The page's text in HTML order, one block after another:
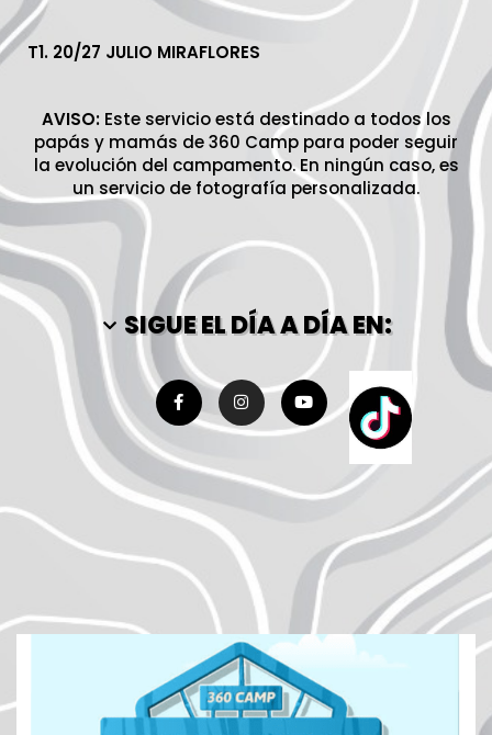
T1. 20/27 JULIO MIRAFLORES
AVISO:Este servicio está destinado a todos los
papás y mamás de 360 Camp para poder seguir
la evolución del campamento. En ningún caso, es
un servicio de fotografía personalizada.
SIGUE EL DÍA A DÍA EN: